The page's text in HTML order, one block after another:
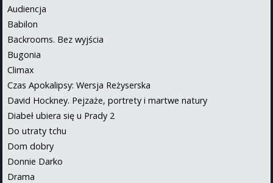
Audiencja
Babilon
Backrooms. Bez wyjścia
Bugonia
Climax
Czas Apokalipsy: Wersja Reżyserska
David Hockney. Pejzaże, portrety i martwe natury
Diabeł ubiera się u Prady 2
Do utraty tchu
Dom dobry
Donnie Darko
Drama